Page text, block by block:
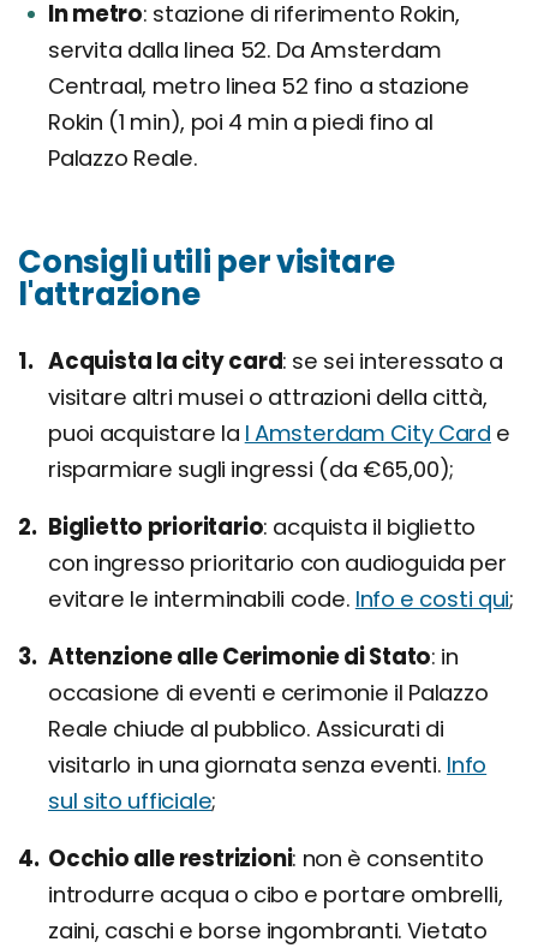
In metro stazione di riferimento Rokin,
servita dalla linea 52. Da Amsterdam
Centraal, metro linea 52 fino a stazione
Rokin (1 min), poi 4 min a piedi fino al
Palazzo Reale.
Consigli utili per visitare
l'attrazione
Acquista la city card se sei interessato a
visitare altri musei o attrazioni della città,
puoi acquistare la I Amsterdam City Card e
risparmiare sugli ingressi (da €65,00);
Biglietto prioritario acquista il biglietto
con ingresso prioritario con audioguida per
evitare le interminabili code. Info e costi qui;
Attenzione alle Cerimonie di Stato in
occasione di eventi e cerimonie il Palazzo
Reale chiude al pubblico. Assicurati di
visitarlo in una giornata senza eventi. Info
sul sito ufficiale;
Occhio alle restrizioni non è consentito
introdurre acqua o cibo e portare ombrelli,
zaini, caschi e borse ingombranti. Vietato